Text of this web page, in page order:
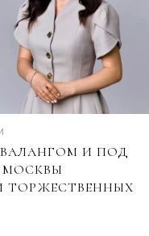
И ПОД
МОСКВЫ
ТОРЖЕСТВЕННЫХ